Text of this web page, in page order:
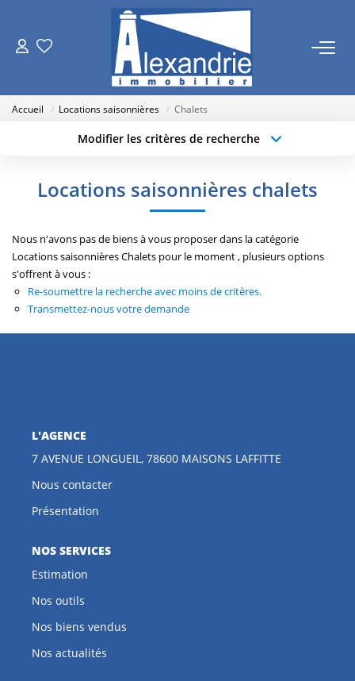
VENTES
Qui Sommes Nous
RECRUTEMENT
Accueil Locations saisonnières Chalets
Modifier les critères de recherche
Type de bien
Créer une alerte
Locations saisonnières chalets
Nous n'avons pas de biens à vous proposer dans la catégorie
Locations saisonnières Chalets pour le moment , plusieurs options
s'offrent à vous :
Re-soumettre la recherche avec moins de critères.
Transmettez-nous votre demande
L'AGENCE
7 AVENUE LONGUEIL, 78600 MAISONS LAFFITTE
Nous contacter
Présentation
NOS SERVICES
Estimation
Nos outils
Nos biens vendus
Nos actualités